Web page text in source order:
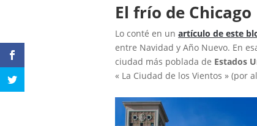
El frío de Chicago
Lo conté en unartículo de este
entre Navidad y Año Nuevo. En
ciudad más poblada de Estados
« La Ciudad de los Vientos » (por